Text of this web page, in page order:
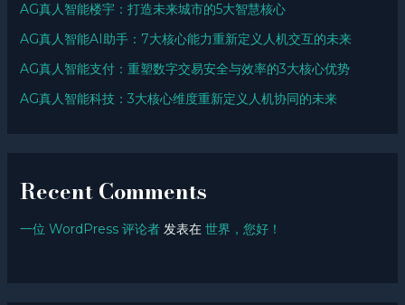
AG真人智能楼宇：打造未来城市的5大智慧核心
AG真人智能AI助手：7大核心能力重新定义人机交互的未来
AG真人智能支付：重塑数字交易安全与效率的3大核心优势
AG真人智能科技：3大核心维度重新定义人机协同的未来
Recent Comments
一位 WordPress 评论者发表在 世界，您好！